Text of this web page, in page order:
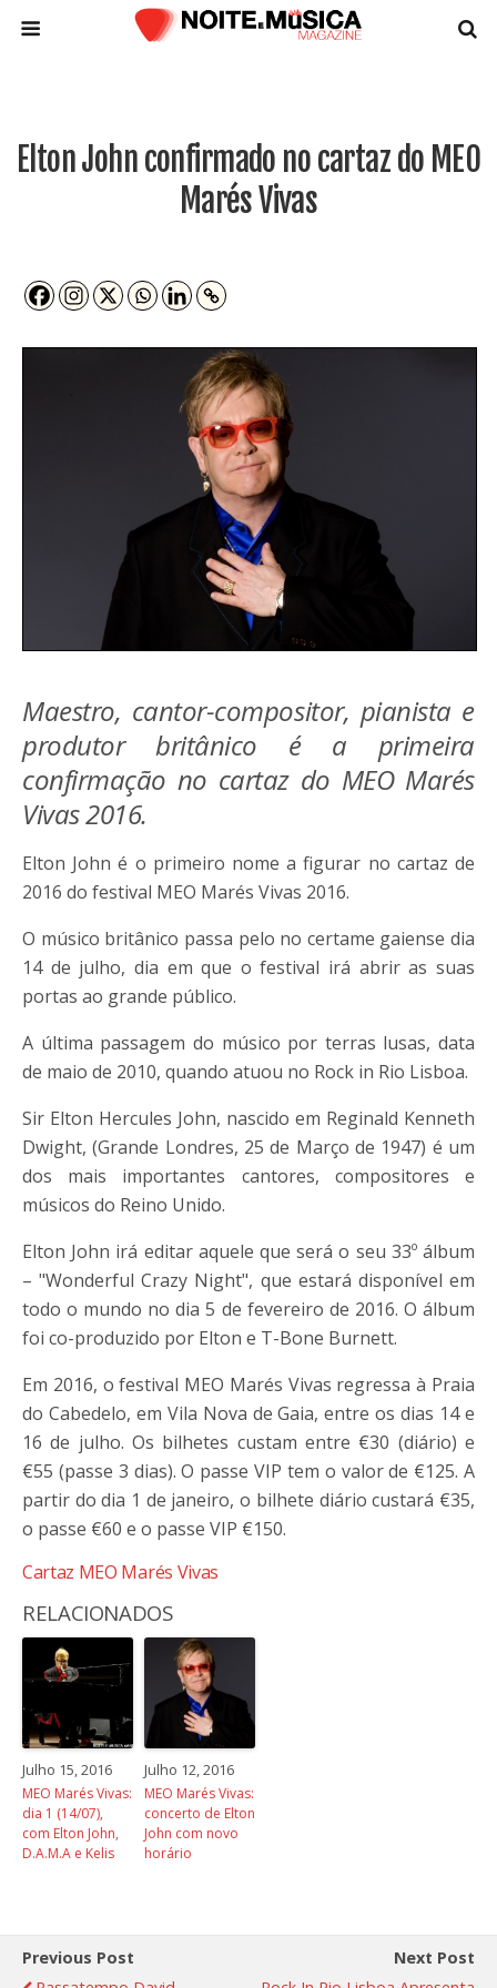
Elton John confirmado no cartaz do MEO
Marés Vivas
Maestro, cantor-compositor, pianista e
produtor britânico é a primeira
confirmação no cartaz do MEO Marés
Vivas 2016.
Elton John é o primeiro nome a figurar no cartaz de
2016 do festival MEO Marés Vivas 2016.
O músico britânico passa pelo no certame gaiense dia
14 de julho, dia em que o festival irá abrir as suas
portas ao grande público.
A última passagem do músico por terras lusas, data
de maio de 2010, quando atuou no Rock in Rio Lisboa.
Sir Elton Hercules John, nascido em Reginald Kenneth
Dwight, (Grande Londres, 25 de Março de 1947) é um
dos mais importantes cantores, compositores e
músicos do Reino Unido.
Elton John irá editar aquele que será o seu 33º álbum
– "Wonderful Crazy Night", que estará disponível em
todo o mundo no dia 5 de fevereiro de 2016. O álbum
foi co-produzido por Elton e T-Bone Burnett.
Em 2016, o festival MEO Marés Vivas regressa à Praia
do Cabedelo, em Vila Nova de Gaia, entre os dias 14 e
16 de julho. Os bilhetes custam entre €30 (diário) e
€55 (passe 3 dias). O passe VIP tem o valor de €125. A
partir do dia 1 de janeiro, o bilhete diário custará €35,
o passe €60 e o passe VIP €150.
Cartaz MEO Marés Vivas
RELACIONADOS
Julho 15, 2016
MEO Marés Vivas:
dia 1 (14/07),
com Elton John,
D.A.M.A e Kelis
Julho 12, 2016
MEO Marés Vivas:
concerto de Elton
John com novo
horário
Previous Post
Next Post